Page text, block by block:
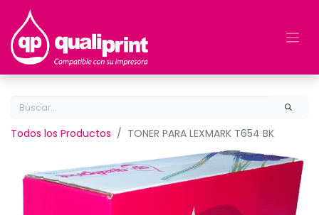
Todos los Productos TONER PARA LEXMARK T654 BK